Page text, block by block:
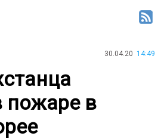
30.04.20 14:49
пожаре в